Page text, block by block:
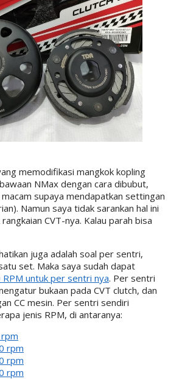
memodifikasi mangkok kopling
NMax dengan cara dibubut,
supaya mendapatkan settingan
Namun saya tidak sarankan hal ini
CVT-nya. Kalau parah bisa
juga adalah soal per sentri,
set. Maka saya sudah dapat
RPM untuk per sentri nya. Per sentri
bukaan pada CVT clutch, dan
CC mesin. Per sentri sendiri
jenis RPM, di antaranya:
rpm
rpm
rpm